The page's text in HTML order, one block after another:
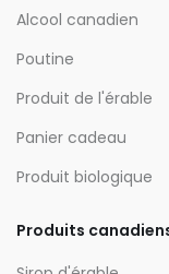
Alcool canadien
Poutine
Produit de l'érable
Panier cadeau
Produit biologique
Produits